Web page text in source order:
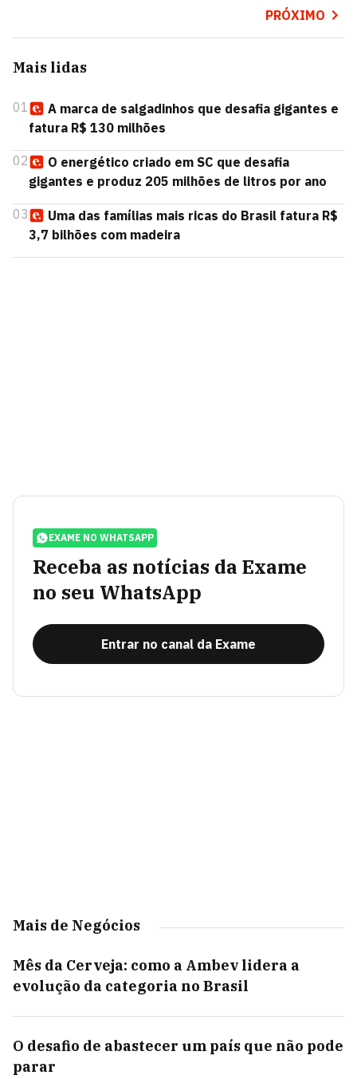
PRÓXIMO
Mais lidas
01
A marca de salgadinhos que desafia gigantes e
fatura R$ 130 milhões
02
O energético criado em SC que desafia
gigantes e produz 205 milhões de litros por ano
03
Uma das famílias mais ricas do Brasil fatura R$
3,7 bilhões com madeira
EXAME NO WHATSAPP
Receba as notícias da Exame
no seu WhatsApp
Entrar no canal da Exame
Mais de Negócios
Mês da Cerveja: como a Ambev lidera a
evolução da categoria no Brasil
O desafio de abastecer um país que não pode
parar